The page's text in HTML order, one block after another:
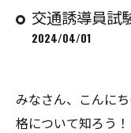
交通誘導員試
2024/04/01
みなさん、こんに
格について知ろう